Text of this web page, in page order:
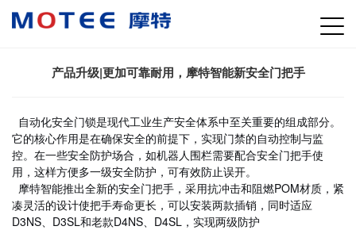
产品升级|更加可靠耐用，摩特智能新安全门把手
自动化安全门锁是现代工业生产安全体系中至关重要的组成部分。
它的核心作用是在确保安全的前提下，实现门禁的自动控制与监
控。在一些安全防护场合，如机器人围栏需要配合安全门把手使
用，这样方便多一级安全防护，可有效防止误开。
摩特智能推出全新的安全门把手，采用抗冲击和阻燃POM材质，紧
凑灵活的设计使把手寿命更长，可以安装两款插销，同时适应
D3NS、D3SL和老款D4NS、D4SL，实现两级防护